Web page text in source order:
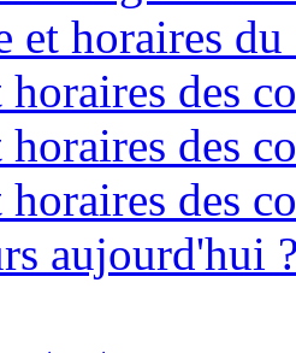
et horaires du
des
des
des
aujourd'hui